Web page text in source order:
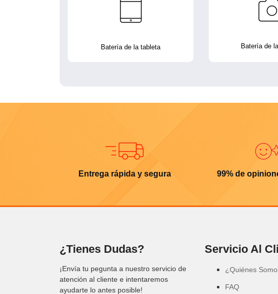
Batería de la tableta Batería de
Entrega rápida y segura 99% de
¿Tienes Dudas?
¡Envía tu pegunta a nuestro servicio de
atención al cliente e intentaremos
ayudarte lo antes posible!
Servicio Al
¿Quiénes
FAQ